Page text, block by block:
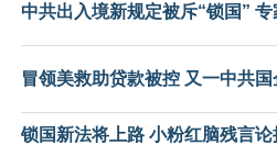
中共出入境新规定被斥“锁国”
冒领美救助贷款被控 又一中共
锁国新法将上路 小粉红脑残言论